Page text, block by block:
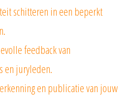
schitteren in een beperkt
feedback van
en juryleden.
en publicatie van jouw